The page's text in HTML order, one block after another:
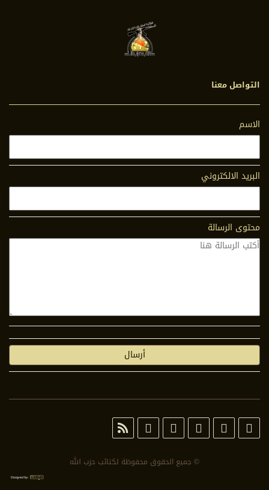
التواصل معنا
الاسم
البريد الالكتروني
محتوى الرسالة
© جمیع الحقوق محفوظة لكتائب حزب الله